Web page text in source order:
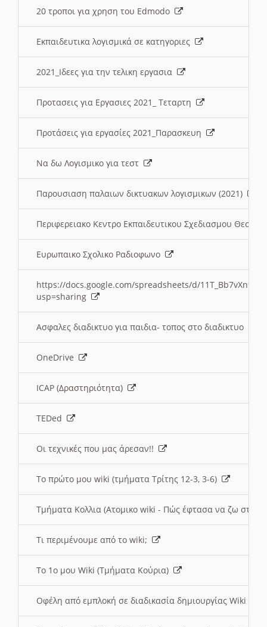
20 τροποι για χρηση του Edmodo
Εκπαιδευτικα λογισμικά σε κατηγοριες
2021_Ιδεες για την τελικη εργασια
Προτασεις για Εργασιες 2021_ Τεταρτη
Προτάσεις για εργασίες 2021_Παρασκευη
Να δω Λογισμικο για τεστ
Παρουσιαση παλαιων δικτυακων λογισμικων (2021)
Περιφερειακο Κεντρο Εκπαιδευτικου Σχεδιασμου
Ευρωπαικο Σχολικο Ραδιοφωνο
https://docs.google.com/spreadsheets/d/
usp=sharing
Ασφαλες διαδικτυο για παιδια- τοπος στο διαδικτυο
OneDrive
ICAP (Δραστηριότητα)
TEDed
Οι τεχνικές που μας άρεσαν!!
Το πρώτο μου wiki (τμήματα Τρίτης 12-3, 3-6)
Τμήματα Κολλια (Ατομικο wiki - Πώς έφτασα να ζω στην
Τι περιμένουμε από το wiki;
Το 1ο μου Wiki (Τμήματα Κούρια)
Οφέλη από εμπλοκή σε διαδικασία δημιουργίας Wiki